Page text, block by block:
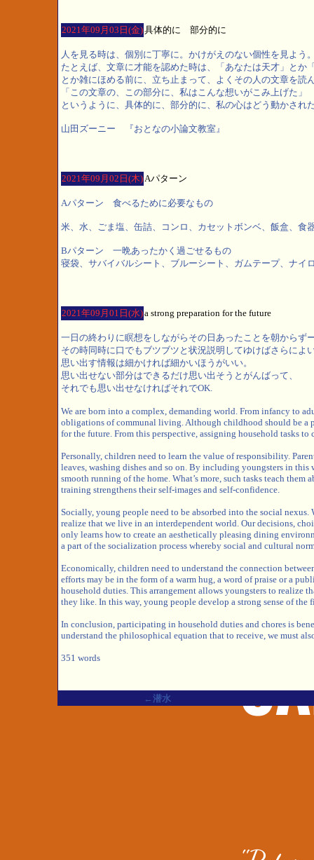
2021年09月03日(金)具体的に 部分的に
人を見る時は、個別に丁寧に。かけがえのない個性を見よう
たとえば、文章に才能を認めた時は、「あなたは天才」とか
とか雑にほめる前に、立ち止まって、よくその人の文章を読
「この文章の、この部分に、私はこんな想いがこみ上げた」
というように、具体的に、部分的に、私の心はどう動かされ
山田ズーニー 『おとなの小論文教室』
2021年09月02日(木)Aパターン
Aパターン 食べるために必要なもの
米、水、ごま塩、缶詰、コンロ、カセットボンベ、飯盒、食
Bパターン 一晩あったかく過ごせるもの
寝袋、サバイバルシート、ブルーシート、ガムテープ、ナイ
2021年09月01日(水)a strong preparation for the future
一日の終わりに瞑想をしながらその日あったことを朝からず
その時同時に口でもブツブツと状況説明してゆけばさらによ
思い出す情報は細かければ細かいほうがいい。
思い出せない部分はできるだけ思い出そうとがんばって、
それでも思い出せなければそれでOK.
We are born into a complex, demanding world. From infancy to
obligations of communal living. Although childhood should be a
for the future. From this perspective, assigning household tasks
Personally, children need to learn the value of responsibility.
leaves, washing dishes and so on. By including youngsters in
smooth running of the home. What’s more, such tasks teach
training strengthens their self-images and self-confidence.
Socially, young people need to be absorbed into the social
realize that we live in an interdependent world. Our decisions,
only learns how to create an aesthetically pleasing dining
a part of the socialization process whereby social and cultural
Economically, children need to understand the connection
efforts may be in the form of a warm hug, a word of praise or a
household duties. This arrangement allows youngsters to realize
they like. In this way, young people develop a strong sense of the
In conclusion, participating in household duties and chores is
understand the philosophical equation that to receive, we must
351 words
←潜水